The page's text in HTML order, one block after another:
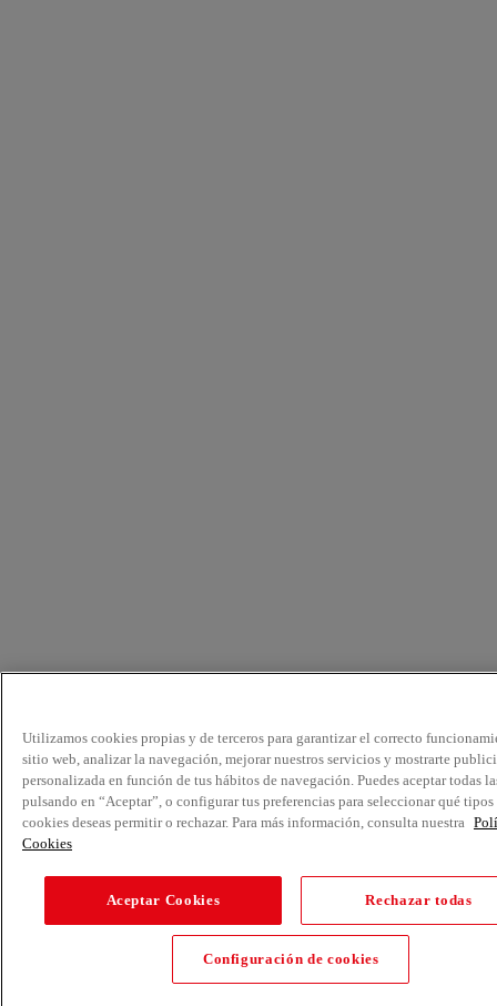
Utilizamos cookies propias y de terceros para garantizar el correcto
sitio web, analizar la navegación, mejorar nuestros servicios y mostrarte
personalizada en función de tus hábitos de navegación. Puedes aceptar todas
pulsando en “Aceptar”, o configurar tus preferencias para seleccionar qué tipos
cookies deseas permitir o rechazar. Para más información, consulta nuestra
Cookies
Aceptar Cookies Rechazar todas
Configuración de cookies